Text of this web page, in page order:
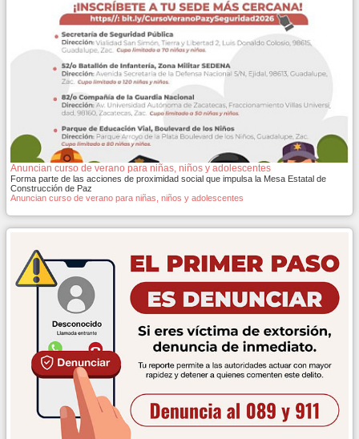
Anuncian curso de verano para niñas, niños y adolescentes
Forma parte de las acciones de proximidad social que impulsa la Mesa Estatal de
Construcción de Paz
Anuncian curso de verano para niñas, niños y adolescentes